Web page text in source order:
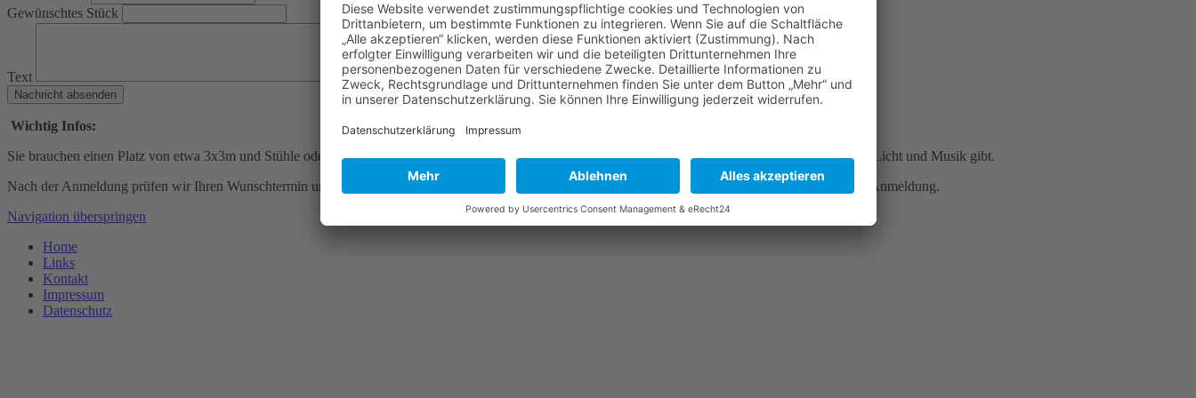
Gewünschtes Stück
Text
Wichtig Infos:
Sie brauchen einen Platz von etwa 3x3m und Stühle oder Sitzkissen für die Zuschauerinnen und Zuschauer sowie eine Steckdose, damit es auf der Bühne Licht und Musik gibt.
Nach der Anmeldung prüfen wir Ihren Wunschtermin und teilen Ihnen innerhalb von 24 Stunden die Verfügbarkeit mit. Erst dann erfolgt die verbindliche Anmeldung.
Navigation überspringen
Home
Links
Kontakt
Impressum
Datenschutz